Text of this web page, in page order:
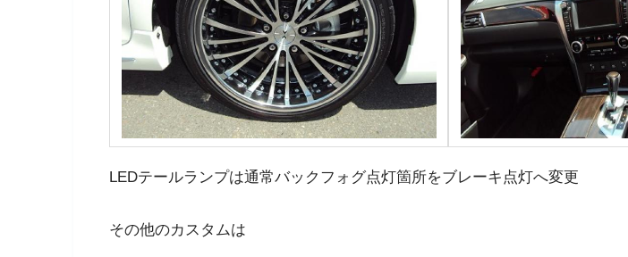
LEDテールランプは通常バックフォグ点灯箇所をブレーキ点灯へ変更
その他のカスタムは